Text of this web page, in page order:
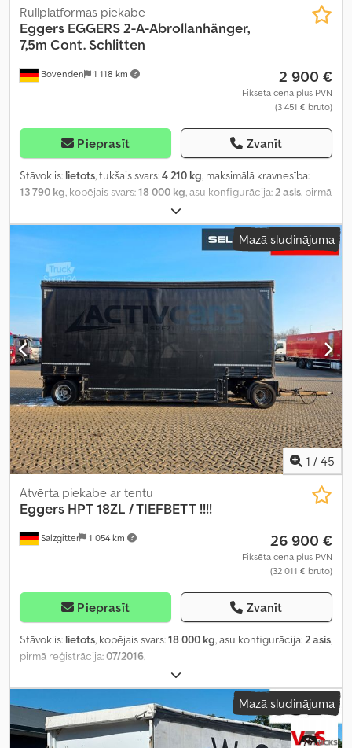
Bovenden 1 118 km
Rullplatformas piekabe
Eggers EGGERS 2-A-Abrollanhänger,
7,5m Cont. Schlitten
2 900 €
Fiksēta cena plus PVN
(3 451 € bruto)
Pieprasīt Zvanīt
Stāvoklis: lietots, tukšais svars:4 210 kg, maksimālā kravnesība:
13 790 kg, kopējais svars:18 000 kg, asu konfigurācija:2 asis, pirmā
, kopējais garums:
platums:1 300 mm, piekares sistēma:gaiss, riepas izmērs:
, nobraukums:1 001 km, pārnesuma
Mazā sludinājuma
1 / 45
Salzgitter 1 054 km
Atvērta piekabe ar tentu
Eggers HPT 18ZL / TIEFBETT !!!!
26 900 €
Fiksēta cena plus PVN
(32 011 € bruto)
Pieprasīt Zvanīt
Stāvoklis: lietots, kopējais svars:18 000 kg, asu konfigurācija:2 asis,
pirmā reģistrācija:07/2016,
Mazā sludinājuma